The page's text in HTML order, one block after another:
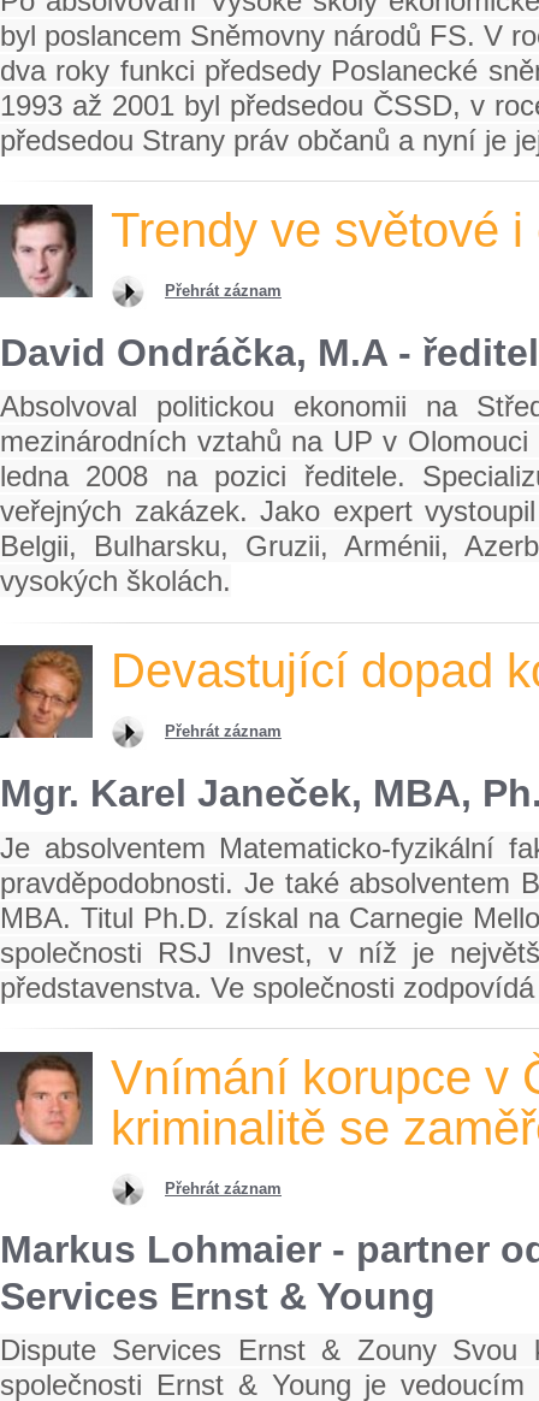
byl poslancem Sněmovny národů FS. V
dva roky funkci předsedy Poslanecké
1993 až 2001 byl předsedou ČSSD, v
předsedou Strany práv občanů a nyní je
Trendy ve světové
Přehrát záznam
David Ondráčka, M.A -
Absolvoval politickou ekonomii na
mezinárodních vztahů na UP v
ledna 2008 na pozici ředitele.
veřejných zakázek. Jako expert
Belgii, Bulharsku, Gruzii, Arménii,
vysokých školách.
Devastující dopad
Přehrát záznam
Mgr. Karel Janeček, MBA,
Je absolventem Matematicko-fyzikální
pravděpodobnosti. Je také absolventem
MBA. Titul Ph.D. získal na Carnegie
společnosti RSJ Invest, v níž je
představenstva. Ve společnosti
Vnímání korupce v
kriminalitě se
Přehrát záznam
Markus Lohmaier - partner
Services Ernst & Young
Dispute Services Ernst & Zouny
společnosti Ernst & Young je